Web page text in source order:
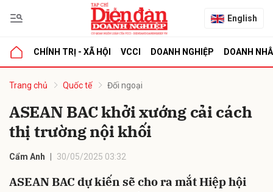
English
CHÍNH TRỊ - XÃ HỘI VCCI DOANH NGHIỆP DOANH
Trang chủ Quốc tế Đối ngoại
ASEAN BAC khởi xướng cải cách
thị trường nội khối
Cẩm Anh 30/05/2025 03:32
ASEAN BAC dự kiến sẽ cho ra mắt Hiệp hội
luận